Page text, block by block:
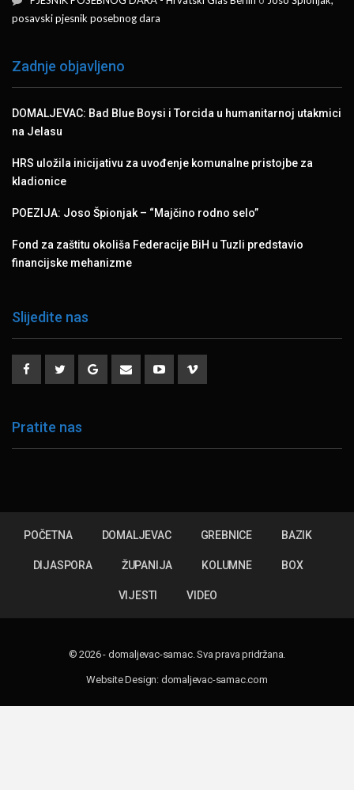
posavski pjesnik posebnog dara
Zadnje objavljeno
DOMALJEVAC: Bad Blue Boysi i Torcida u humanitarnoj utakmici
na Jelasu
HRS uložila inicijativu za uvođenje komunalne pristojbe za
kladionice
POEZIJA: Joso Špionjak – “Majčino rodno selo”
Fond za zaštitu okoliša Federacije BiH u Tuzli predstavio
financijske mehanizme
Slijedite nas
Pratite nas
POČETNA DOMALJEVAC GREBNICE BAZIK
DIJASPORA ŽUPANIJA KOLUMNE BOX
VIJESTI VIDEO
© 2026 - domaljevac-samac. Sva prava pridržana.
Website Design: domaljevac-samac.com